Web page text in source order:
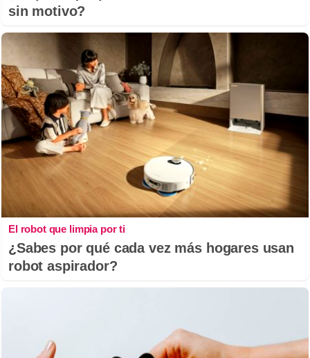
sin motivo?
El robot que limpia por ti
¿Sabes por qué cada vez más hogares usan
robot aspirador?